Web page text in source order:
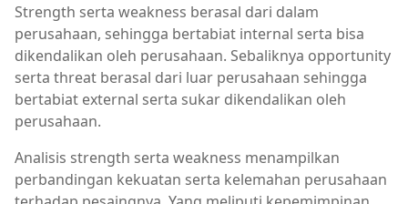
Strength serta weakness berasal dari dalam
perusahaan, sehingga bertabiat internal serta bisa
dikendalikan oleh perusahaan. Sebaliknya opportunity
serta threat berasal dari luar perusahaan sehingga
bertabiat external serta sukar dikendalikan oleh
perusahaan.
Analisis strength serta weakness menampilkan
perbandingan kekuatan serta kelemahan perusahaan